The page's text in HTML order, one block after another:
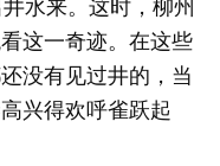
水来。这时，柳州
这一奇迹。在这些
没有见过井的，当
兴得欢呼雀跃起